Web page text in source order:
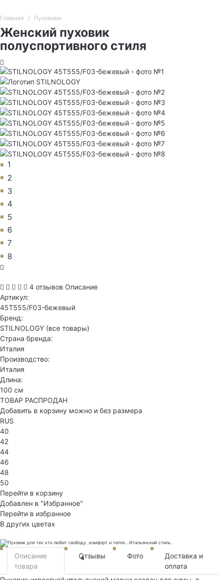
Главная Пуховики
Женский пуховик
полуспортивного стиля
1
2
3
4
5
6
7
8
4 отзывов Описание
Артикул:
45T555/F03-бежевый
Бренд:
STILNOLOGY (все товары)
Страна бренда:
Италия
Производство:
Италия
Длина:
100 см
ТОВАР РАСПРОДАН
Добавить в корзину можно и без размера
RUS
40
42
44
46
48
50
Перейти в корзину
Добавлен в "Избранное"
Перейти в избранное
В других цветах
Описание
товара
Отзывы
4 Фото
Доставка и
оплата